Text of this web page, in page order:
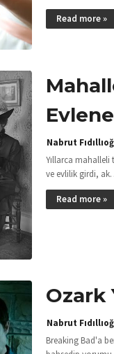
Read more »
Nabrut
Yıllarca
ve evlilik girdi,
Read more »
Ozark
Nabrut
Breaking Bad'a